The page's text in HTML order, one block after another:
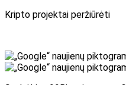
Kripto projektai peržiūrėti